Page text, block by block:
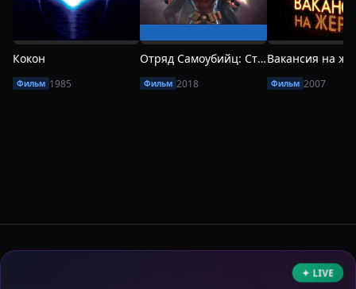
Кокон
Фильм 1985
Отряд Самоубийц: Строгое Наказание
Фильм 2018
Вакансия на
Фильм 2007
✦ LIVE